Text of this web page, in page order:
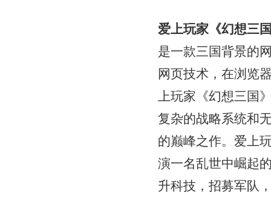
爱上玩家《幻想三
是一款三国背景的
网页技术，在浏览
上玩家《幻想三国
复杂的战略系统和
的巅峰之作。爱上
演一名乱世中崛起
升科技，招募军队